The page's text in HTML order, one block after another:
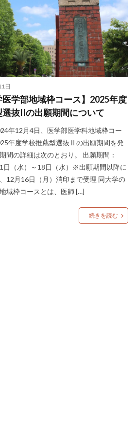
日
医学部地域枠コース】2025年度
抜IIの出願期間について
年12月4日、医学部医学科地域枠コー
年度学校推薦型選抜Ⅱの出願期間を発
間の詳細は次のとおり。 出願期間：
日（水）～18日（水）※出願期間以降に
12月16日（月）消印まで受理 同大学の
域枠コースとは、医師 […]
続きを読む